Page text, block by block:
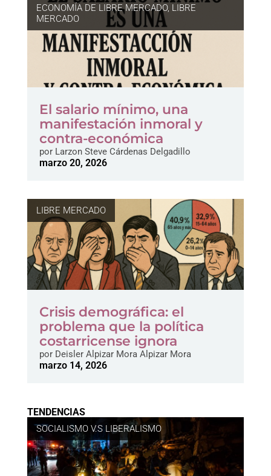
ECONOMÍA DE LIBRE MERCADO, LIBRE
MERCADO
El salario mínimo, una
manifestación inmoral y
contra-económica
porLarzon Steve Cárdenas Delgadillo
marzo 20, 2026
LIBRE MERCADO
Crisis demográfica: el
problema que la política
costarricense ignora
porDeisler Alpizar Mora Alpizar Mora
marzo 14, 2026
TENDENCIAS
SOCIALISMO V.S LIBERALISMO